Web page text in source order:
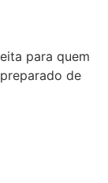
para quem
de